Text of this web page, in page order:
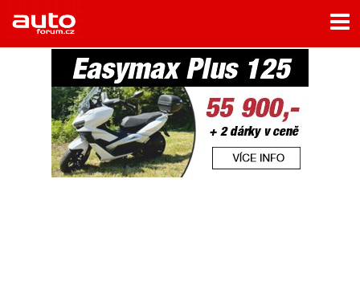
Home
Rubriky
- Jízdní dojmy a další testy
- Bleskovky